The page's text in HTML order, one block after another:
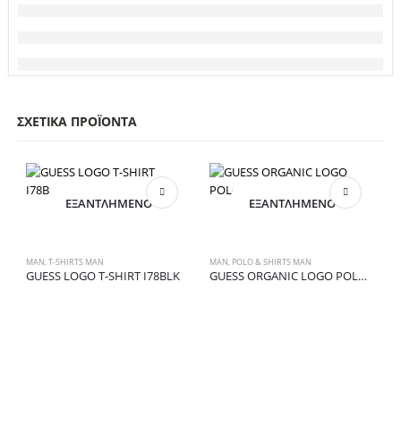
ΣΧΕΤΙΚΆ ΠΡΟΪΌΝΤΑ
ΕΞΑΝΤΛΗΜΈΝΟ
MAN,T-SHIRTS MAN
GUESS LOGO T-SHIRT I78BLK
ΕΞΑΝΤΛΗΜΈΝΟ
MAN, POLO & SHIRTS MAN
GUESS ORGANIC LOGO POLO P54BLK